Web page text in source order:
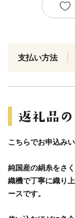
支払い方法
こちらでお申込み
純国産の絹糸をさ
織機で丁寧に織り
ースです。